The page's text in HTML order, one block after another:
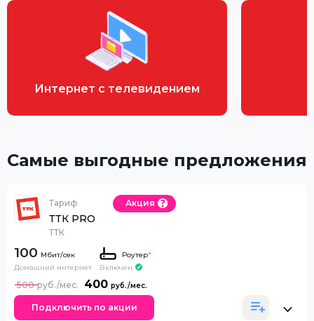
Интернет с телевидением
Самые выгодные предложения
Тариф
ТТК PRO
ТТК
Акция
100
Домашний интернет
Роутер*
Включен
400
500
Подключить по акции